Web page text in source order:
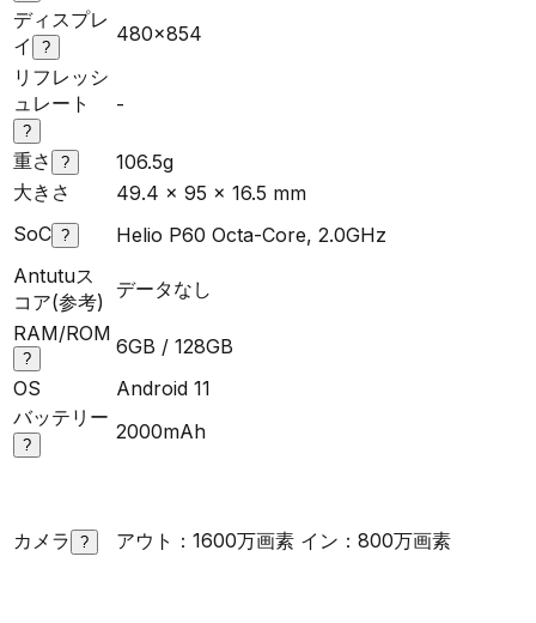
ディスプレ
イ
?
480×854
リフレッシ
ュレート
?
-
重さ ?
106.5g
大きさ
49.4 x 95 x 16.5 mm
SoC ?
Helio P60 Octa-Core, 2.0GHz
Antutuス
コア(参考)
データなし
RAM/ROM
?
6GB / 128GB
OS
Android 11
バッテリー
?
2000mAh
カメラ ? アウト：1600万画素 イン：800万画素